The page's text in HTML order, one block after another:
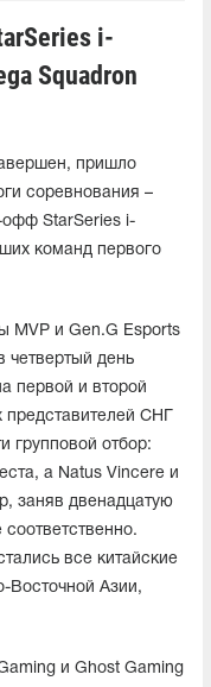
i-
Squadron
пришло
соревнования –
офф StarSeries i-
команд первого
MVP и Gen.G Esports
четвертый день
первой и второй
представителей СНГ
групповой отбор:
а Natus Vincere и
заняв двенадцатую
все китайские
Восточной Азии,
и Ghost Gaming